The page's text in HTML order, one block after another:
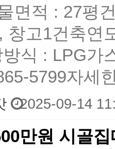
면적 : 27평
고1 ​ 건축연
방식 : LPG가
5799 ​ 자
2025-09-14
만원 시골